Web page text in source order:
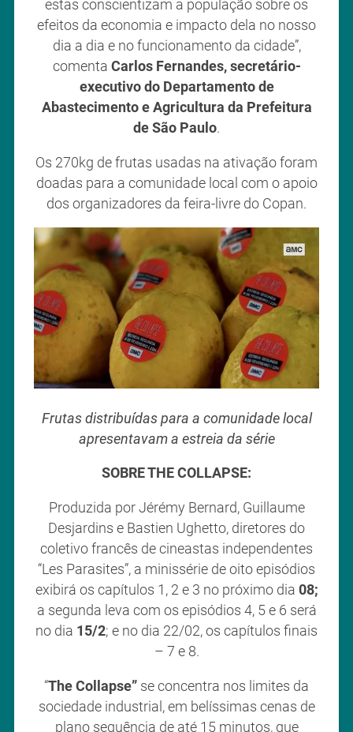
estas conscientizam a população sobre os
efeitos da economia e impacto dela no nosso
dia a dia e no funcionamento da cidade”,
comenta Carlos Fernandes, secretário-
executivo do Departamento de
Abastecimento e Agricultura da Prefeitura
de São Paulo.
Os 270kg de frutas usadas na ativação foram
doadas para a comunidade local com o apoio
dos organizadores da feira-livre do Copan.
Frutas distribuídas para a comunidade local
apresentavam a estreia da série
SOBRE THE COLLAPSE:
Produzida por Jérémy Bernard, Guillaume
Desjardins e Bastien Ughetto, diretores do
coletivo francês de cineastas independentes
“Les Parasites”, a minissérie de oito episódios
exibirá os capítulos 1, 2 e 3 no próximo dia 08;
a segunda leva com os episódios 4, 5 e 6 será
no dia 15/2; e no dia 22/02, os capítulos finais
– 7 e 8.
“The Collapse” se concentra nos limites da
sociedade industrial, em belíssimas cenas de
plano sequência de até 15 minutos, que